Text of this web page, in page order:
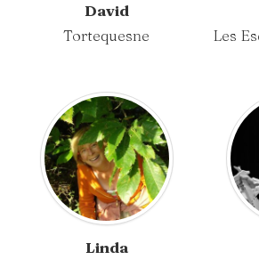
David
Tortequesne
Les
Linda